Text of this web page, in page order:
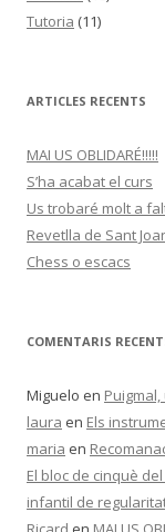
ARTICLES RECENTS
S’ha acabat el curs
Revetlla de Sant Joan
Chess o escacs
COMENTARIS RECENTS
lauraenEls
El bloc de cinquè del
infantil de
Ricard enMAI US
LLISTA DE BLOCS